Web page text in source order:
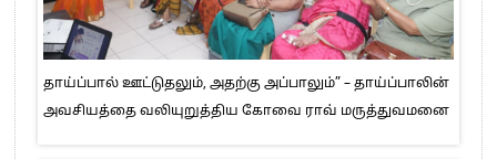
தாய்ப்பால் ஊட்டுதலும், அதற்கு அப்பாலும்” – தாய்ப்பாலின்
அவசியத்தை வலியுறுத்திய கோவை ராவ் மருத்துவமனை